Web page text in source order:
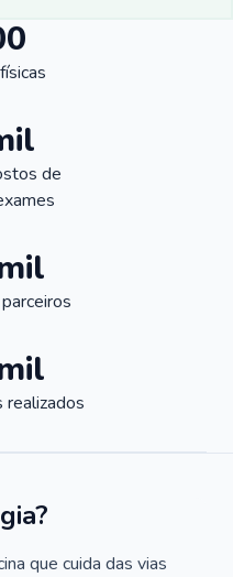
de
realizados
que cuida das vias